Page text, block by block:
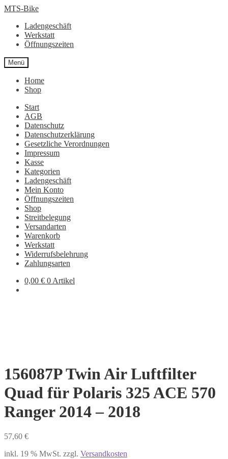
Zur
springen
Zum
springen
MTS-Bike
Ladengeschäft
Werkstatt
Öffnungszeiten
Menü
Home
Shop
Start
AGB
Datenschutz
Datenschutzerklärung
Gesetzliche Verordnungen
Impressum
Kasse
Kategorien
Ladengeschäft
Mein Konto
Öffnungszeiten
Shop
Streitbelegung
Versandarten
Warenkorb
Werkstatt
Widerrufsbelehrung
Zahlungsarten
0,00 € 0 Artikel
156087P Twin Air Luftfilter
Quad für Polaris 325 ACE 570
Ranger 2014 – 2018
57,60 €
inkl. 19 % MwSt. zzgl. Versandkosten